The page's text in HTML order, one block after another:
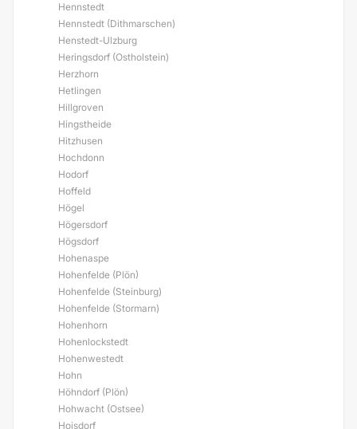
Hennstedt
Hennstedt (Dithmarschen)
Henstedt-Ulzburg
Heringsdorf (Ostholstein)
Herzhorn
Hetlingen
Hillgroven
Hingstheide
Hitzhusen
Hochdonn
Hodorf
Hoffeld
Högel
Högersdorf
Högsdorf
Hohenaspe
Hohenfelde (Plön)
Hohenfelde (Steinburg)
Hohenfelde (Stormarn)
Hohenhorn
Hohenlockstedt
Hohenwestedt
Hohn
Höhndorf (Plön)
Hohwacht (Ostsee)
Hoisdorf